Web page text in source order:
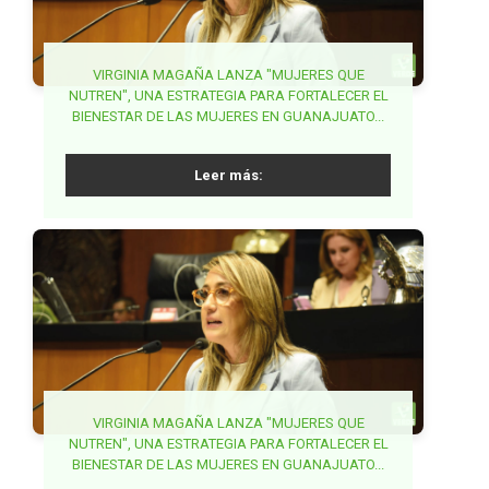
VIRGINIA MAGAÑA LANZA "MUJERES QUE
NUTREN", UNA ESTRATEGIA PARA FORTALECER EL
BIENESTAR DE LAS MUJERES EN GUANAJUATO...
Leer más:
VIRGINIA MAGAÑA LANZA "MUJERES QUE
NUTREN", UNA ESTRATEGIA PARA FORTALECER EL
BIENESTAR DE LAS MUJERES EN GUANAJUATO...
BUSCA PVEM SENADO ARMONIZAR LA
SECRETARÍA DE ANTICORRUPCIÓN Y BUEN
Leer más:
GARANTIZAR ESTABLECIMIENTOS DE VENTA DE
ALCOHOL LEJOS DE ESCUELAS EN MORELOS,
PARTIDO VERDE EXIGE ACCIONES COORDINADAS
PARA FRENAR FRAUDES EN TRÁMITES DE
PASAPORTE...
Leer más:
BUSCA MAKI ORTIZ GARANTIZAR DERECHO A LA
SALUD DE LA MUJER EN LA ETAPA POST
REPRODUCTIVA...